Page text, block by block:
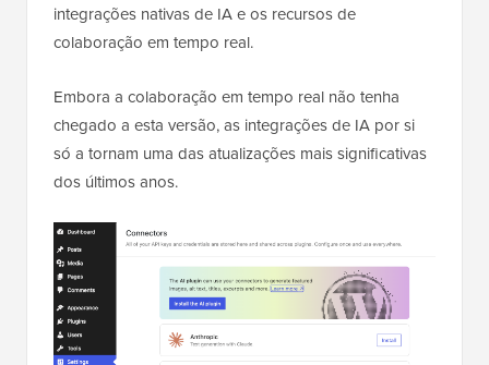
integrações nativas de IA e os recursos de
colaboração em tempo real.
Embora a colaboração em tempo real não tenha
chegado a esta versão, as integrações de IA por si
só a tornam uma das atualizações mais significativas
dos últimos anos.